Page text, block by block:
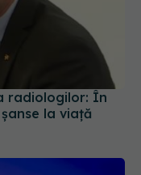
radiologilor: În
la viață